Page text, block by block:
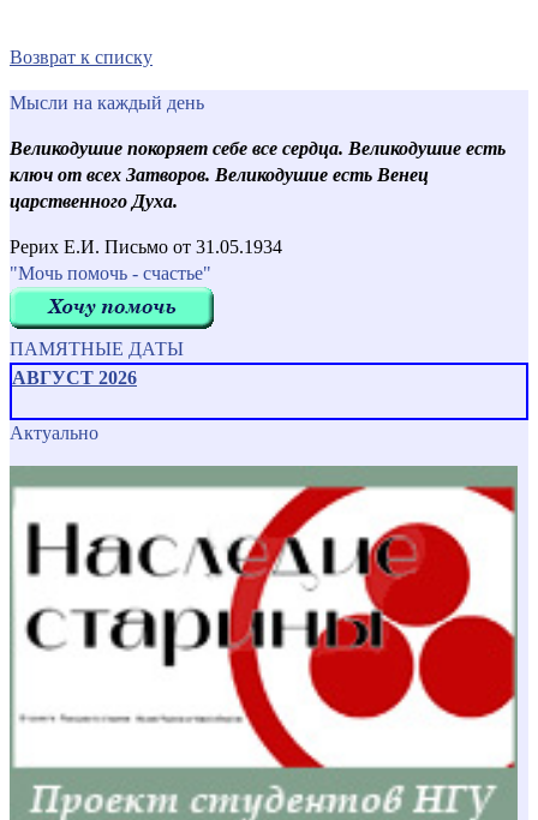
Возврат к списку
Мысли на каждый день
Великодушие покоряет себе все сердца. Великодушие есть
ключ от всех Затворов. Великодушие есть Венец
царственного Духа.
Рерих Е.И. Письмо от 31.05.1934
"Мочь помочь - счастье"
ПАМЯТНЫЕ ДАТЫ
АВГУСТ 2026
Актуально